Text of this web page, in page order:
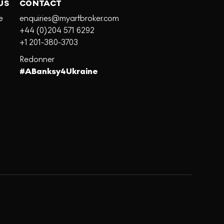
CONTACT
enquiries@myartbroker.com
+44 (0)204 571 6292
+1 201-380-3703
Redonner
#ABanksy4Ukraine